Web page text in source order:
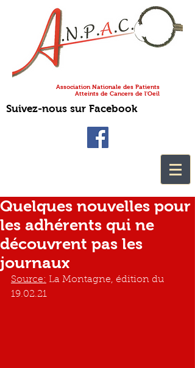
Association Nationale des Patients
Atteints de Cancers de l'Oeil
Suivez-nous sur Facebook
Quelques nouvelles pour
les adhérents qui ne
découvrent pas les
journaux
Source: La Montagne, édition du
19.02.21